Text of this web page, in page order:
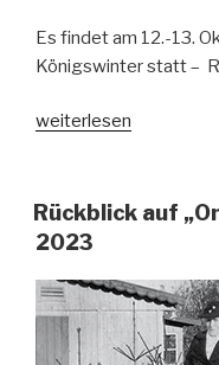
Es findet am 12.-13.
Königswinter statt –
„Oma
Schlesien.
Die
der
Nachfahren“
weiterlesen
Rückblick auf
2023